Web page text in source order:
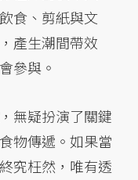
食、剪紙與文
產生潮間帶效
參與。
無疑扮演了關鍵
物傳遞。如果當
究枉然，唯有透